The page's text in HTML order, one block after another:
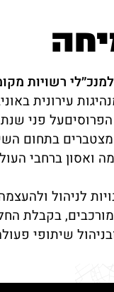
רשויות
עירונית
פני
מצטברים בתחום
ואסון ברחבי
לניהול
בקבלת
שיתופי